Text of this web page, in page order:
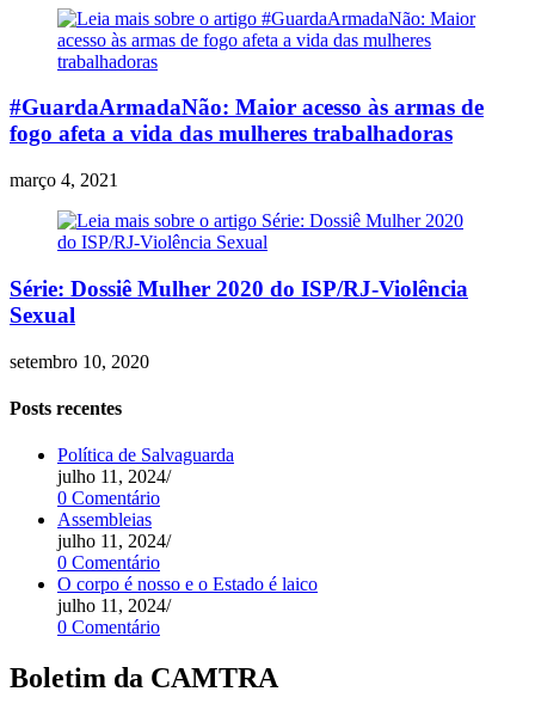
#GuardaArmadaNão: Maior acesso às armas de
fogo afeta a vida das mulheres trabalhadoras
março 4, 2021
Série: Dossiê Mulher 2020 do ISP/RJ-Violência
Sexual
setembro 10, 2020
Posts recentes
Política de Salvaguarda
julho 11, 2024/
0 Comentário
Assembleias
julho 11, 2024/
0 Comentário
O corpo é nosso e o Estado é laico
julho 11, 2024/
0 Comentário
Boletim da CAMTRA